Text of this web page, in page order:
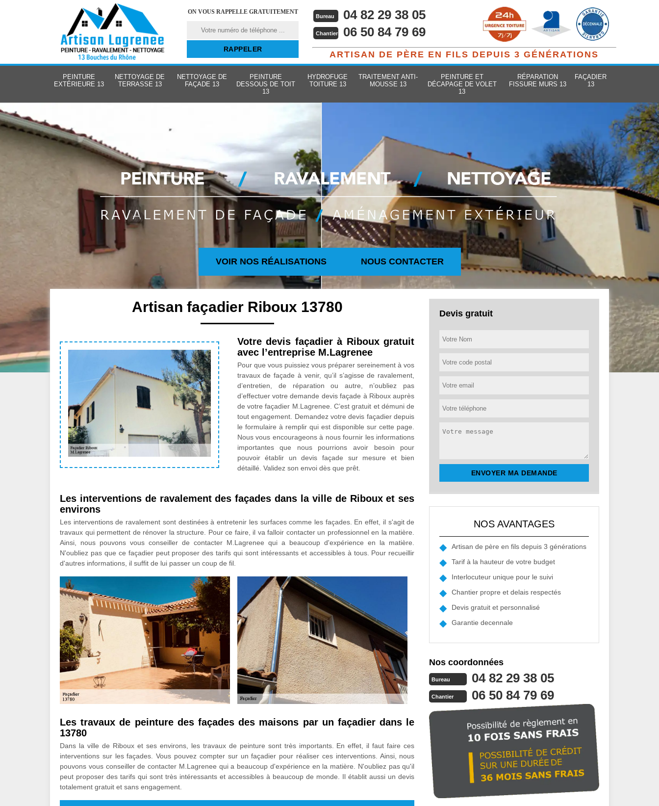
ON VOUS RAPPELLE GRATUITEMENT
Bureau 04 82 29 38 05
Chantier 06 50 84 79 69
ARTISAN DE PÈRE EN FILS DEPUIS 3 GÉNÉRATIONS
PEINTURE
EXTÉRIEURE 13
NETTOYAGE DE
TERRASSE 13
NETTOYAGE DE
FAÇADE 13
PEINTURE
DESSOUS DE TOIT
13
HYDROFUGE
TOITURE 13
TRAITEMENT ANTI-
MOUSSE 13
PEINTURE ET
DÉCAPAGE DE VOLET
13
RÉPARATION
FISSURE MURS 13
FAÇADIER
13
VOIR NOS RÉALISATIONS NOUS CONTACTER
Artisan façadier Riboux 13780
Votre devis façadier à Riboux gratuit
avec l’entreprise M.Lagrenee
Pour que vous puissiez vous préparer sereinement à vos
travaux de façade à venir, qu’il s’agisse de ravalement,
d’entretien, de réparation ou autre, n’oubliez pas
d’effectuer votre demande devis façade à Riboux auprès
de votre façadier M.Lagrenee. C’est gratuit et démuni de
tout engagement. Demandez votre devis façadier depuis
le formulaire à remplir qui est disponible sur cette page.
Nous vous encourageons à nous fournir les informations
importantes que nous pourrions avoir besoin pour
pouvoir établir un devis façade sur mesure et bien
détaillé. Validez son envoi dès que prêt.
Les interventions de ravalement des façades dans la ville de Riboux et ses
environs
Les interventions de ravalement sont destinées à entretenir les surfaces comme les façades. En effet, il s'agit de
travaux qui permettent de rénover la structure. Pour ce faire, il va falloir contacter un professionnel en la matière.
Ainsi, nous pouvons vous conseiller de contacter M.Lagrenee qui a beaucoup d'expérience en la matière.
N'oubliez pas que ce façadier peut proposer des tarifs qui sont intéressants et accessibles à tous. Pour recueillir
d'autres informations, il suffit de lui passer un coup de fil.
Les travaux de peinture des façades des maisons par un façadier dans le
13780
Dans la ville de Riboux et ses environs, les travaux de peinture sont très importants. En effet, il faut faire ces
interventions sur les façades. Vous pouvez compter sur un façadier pour réaliser ces interventions. Ainsi, nous
pouvons vous conseiller de contacter M.Lagrenee qui a beaucoup d'expérience en la matière. N'oubliez pas qu'il
peut proposer des tarifs qui sont très intéressants et accessibles à beaucoup de monde. Il établit aussi un devis
totalement gratuit et sans engagement.
Devis gratuit
NOS AVANTAGES
Artisan de père en fils depuis 3 générations
Tarif à la hauteur de votre budget
Interlocuteur unique pour le suivi
Chantier propre et delais respectés
Devis gratuit et personnalisé
Garantie decennale
Nos coordonnées
Bureau 04 82 29 38 05
Chantier 06 50 84 79 69